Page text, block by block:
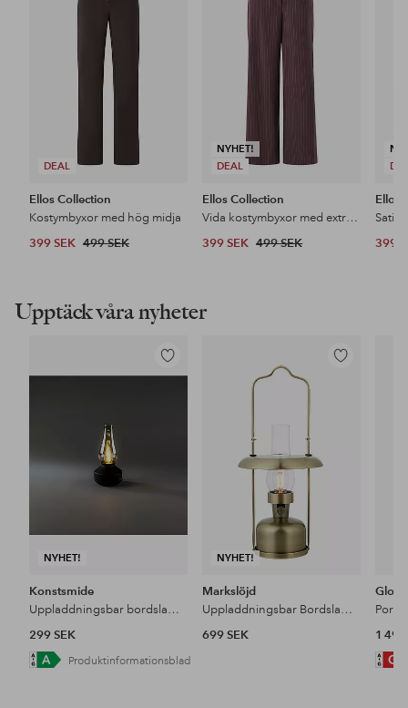
DEAL
Ellos Collection
Kostymbyxor med hög midja
399 SEK 499 SEK
NYHET!
DEAL
Ellos Collection
Vida kostymbyxor med extra hög midja
399 SEK 499 SEK
Ellos
399
Upptäck våra nyheter
NYHET!
Lägg
till
Konstsmide
Uppladdningsbar bordslampa
299 SEK
Produktinformationsblad
NYHET!
Lägg
Markslöjd
Uppladdningsbar Bordslampa Fanos B/O
699 SEK
1 499